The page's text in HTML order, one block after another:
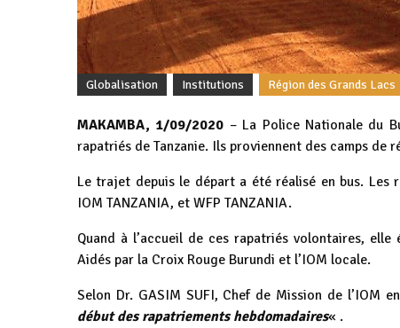
Globalisation Institutions Région des Grands Lacs
MAKAMBA, 1/09/2020 – La Police Nationale du
rapatriés de Tanzanie. Ils proviennent des camps de
Le trajet depuis le départ a été réalisé en bus. Les
IOM TANZANIA, et WFP TANZANIA.
Quand à l’accueil de ces rapatriés volontaires,
Aidés par la Croix Rouge Burundi et l’IOM locale.
Selon Dr. GASIM SUFI, Chef de Mission de l’IOM
début des rapatriements hebdomadaires« .